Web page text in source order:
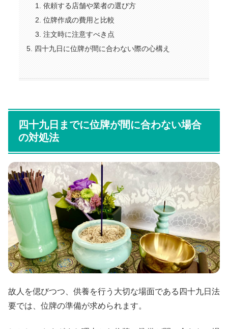
依頼する店舗や業者の選び方
位牌作成の費用と比較
注文時に注意すべき点
四十九日に位牌が間に合わない際の心構え
四十九日までに位牌が間に合わない場合
の対処法
故人を偲びつつ、供養を行う大切な場面である四十九日法
要では、位牌の準備が求められます。